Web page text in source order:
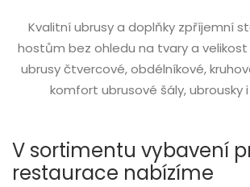
Kvalitní ubrusy a doplňky zpříjemní
hostům bez ohledu na tvary a
ubrusy čtvercové, obdélníkové,
komfort ubrusové šály, ubrousky
V sortimentu vybavení
restaurace nabízíme